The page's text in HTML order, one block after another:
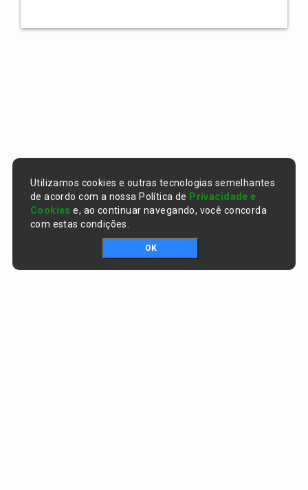
Utilizamos cookies e outras tecnologias semelhantes
de acordo com a nossa Política de Privacidade e
Cookies e, ao continuar navegando, você concorda
com estas condições.
OK